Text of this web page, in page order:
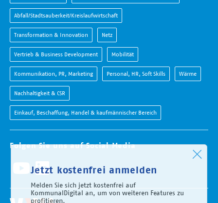
Jetzt kostenfrei anmelden
Melden Sie sich jetzt kostenfrei auf
KommunalDigital an, um von weiteren Features zu
profitieren.
Abfall/Stadtsauberkeit/Kreislaufwirtschaft
Transformation & Innovation Netz
Vertrieb & Business Development Mobilität
Kommunikation, PR, Marketing Personal, HR, Soft Skills Wärme
Nachhaltigkeit & CSR
Einkauf, Beschaffung, Handel & kaufmännischer Bereich
Folgen Sie uns auf Social Media